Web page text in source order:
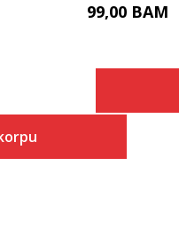
99,00 BAM